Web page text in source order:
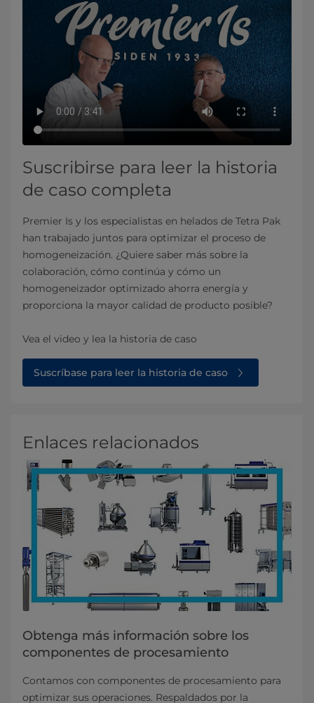
Suscribirse para leer la historia
de caso completa
Premier Is y los especialistas en helados de Tetra Pak
han trabajado juntos para optimizar el proceso de
homogeneización. ¿Quiere saber más sobre la
colaboración, cómo continúa y cómo un
homogeneizador optimizado ahorra energía y
proporciona la mayor calidad de producto posible?
Vea el video y lea la historia de caso
Suscríbase para leer la historia de caso
Enlaces relacionados
Obtenga más información sobre los
componentes de procesamiento
Contamos con componentes de procesamiento para
optimizar sus operaciones. Respaldados por la